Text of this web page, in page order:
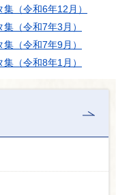
（令和6年12月）
（令和7年3月）
（令和7年9月）
（令和8年1月）